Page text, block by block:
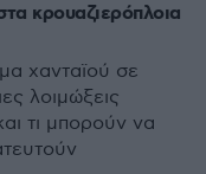
κρουαζιερόπλοια
χανταϊού σε
λοιμώξεις
τι μπορούν να